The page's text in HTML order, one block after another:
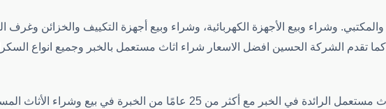
وشراء وبيع الأجهزة الكهربائية، وشراء وبيع أجهزة التكييف والخزائن وغرف
كما تقدم الشركة الحسين افضل الاسعار شراء اثاث مستعمل بالخبر وجميع انواع
من 25 عامًا من الخبرة في بيع وشراء الأثاث المستعمل.